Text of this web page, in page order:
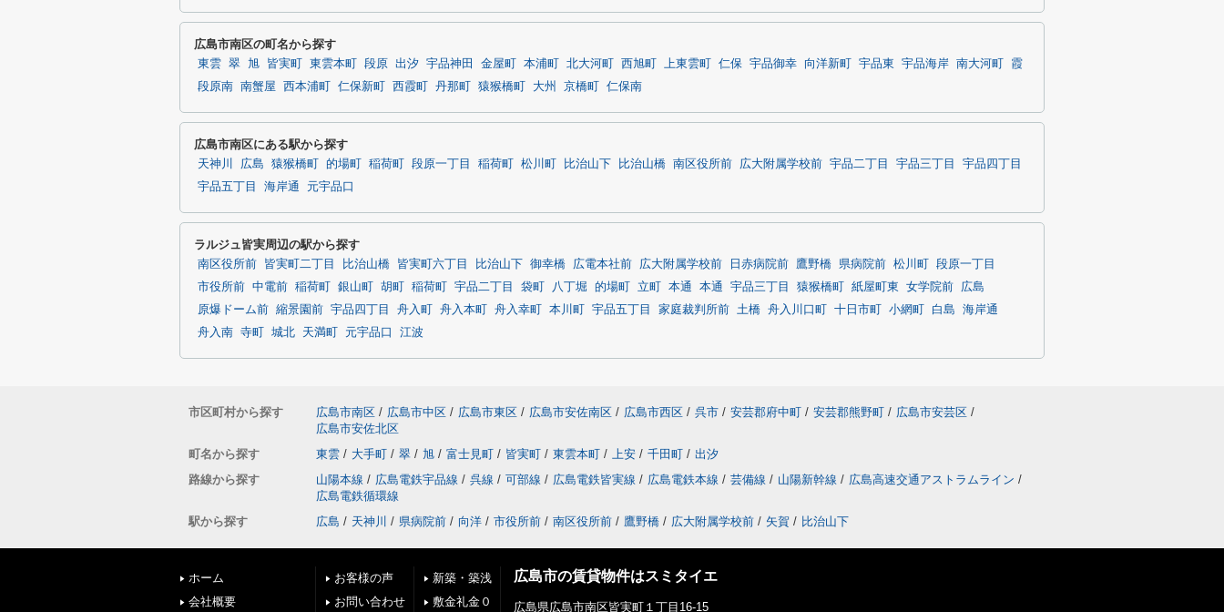
広島市南区の町名から探す
東雲 翠 旭 皆実町 東雲本町 段原 出汐 宇品神田 金屋町 本浦町 北大河町 西旭町 上東雲町 仁保 宇品御幸 向洋新町 宇品東 宇品海岸 南大河町
霞
段原南 南蟹屋 西本浦町 仁保新町 西霞町 丹那町 猿猴橋町 大州 京橋町 仁保南
広島市南区にある駅から探す
天神川 広島 猿猴橋町 的場町 稲荷町 段原一丁目 稲荷町 松川町 比治山下 比治山橋 南区役所前 広大附属学校前 宇品二丁目 宇品三丁目
宇品四丁目
宇品五丁目
海岸通 元宇品口
ラルジュ皆実周辺の駅から探す
南区役所前 皆実町二丁目 比治山橋 皆実町六丁目 比治山下 御幸橋 広電本社前 広大附属学校前 日赤病院前 鷹野橋 県病院前 松川町
段原一丁目
市役所前 中電前 稲荷町 銀山町 胡町 稲荷町 宇品二丁目 袋町 八丁堀 的場町 立町 本通 本通 宇品三丁目 猿猴橋町 紙屋町東 女学院前
広島
原爆ドーム前 縮景園前 宇品四丁目 舟入町 舟入本町 舟入幸町 本川町 宇品五丁目 家庭裁判所前 土橋 舟入川口町 十日市町 小網町 白島
海岸通
舟入南 寺町 城北 天満町 元宇品口 江波
市区町村から探す 広島市南区 / 広島市中区 / 広島市東区 / 広島市安佐南区 / 広島市西区 / 呉市 / 安芸郡府中町 / 安芸郡熊野町 / 広島市安芸区 /
広島市安佐北区
町名から探す
東雲 / 大手町 / 翠 / 旭 / 富士見町 / 皆実町 / 東雲本町 / 上安 / 千田町 / 出汐
路線から探す
山陽本線 / 広島電鉄宇品線 / 呉線 / 可部線 / 広島電鉄皆実線 / 広島電鉄本線 / 芸備線 / 山陽新幹線 / 広島高速交通アストラムライン /
広島電鉄循環線
駅から探す
広島 / 天神川 / 県病院前 / 向洋 / 市役所前 / 南区役所前 / 鷹野橋 / 広大附属学校前 / 矢賀 / 比治山下
ホーム
会社概要
お客様の声
お問い合わせ
新築・築浅
敷金礼金０
広島市の賃貸物件はスミタイエ
広島県広島市南区皆実町１丁目16-15